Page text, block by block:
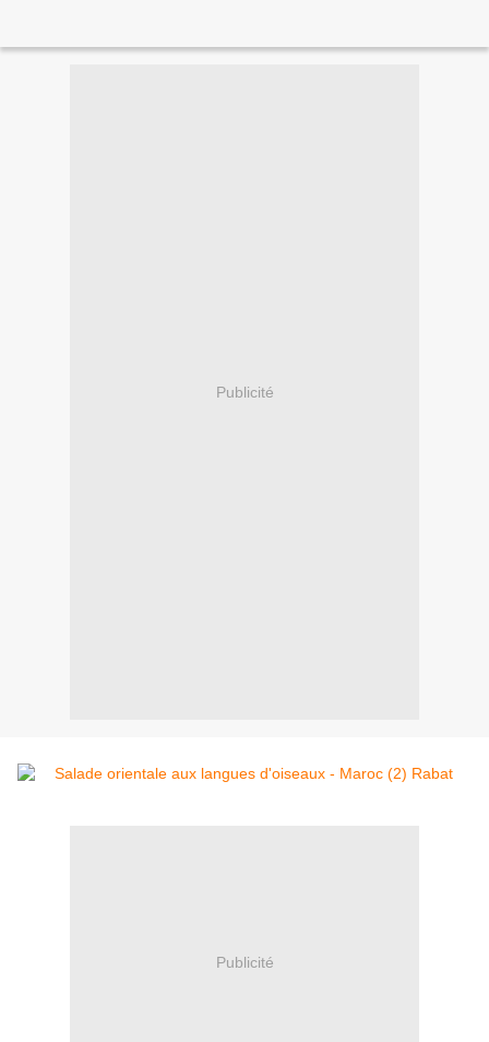
Publicité
Publicité